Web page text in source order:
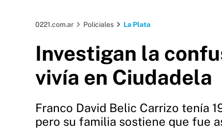
0221.com.ar Policiales La Plata
Investigan la
vivía en Ciudadela
Franco David Belic Carrizo tenía
pero su familia sostiene que fue